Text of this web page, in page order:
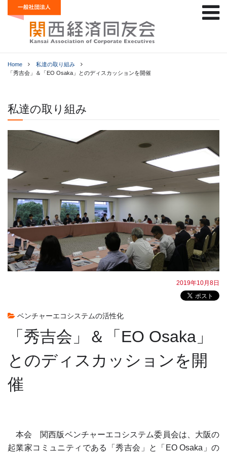
Home
私達の取り組み
「秀吉会」＆「EO Osaka」とのディスカッションを開催
私達の取り組み
2019年10月8日
ベンチャーエコシステムの活性化
「秀吉会」＆「EO Osaka」
とのディスカッションを開
催
本会 関西版ベンチャーエコシステム委員会は、大阪の
起業家コミュニティである「秀吉会」と「 EO Osaka 」の